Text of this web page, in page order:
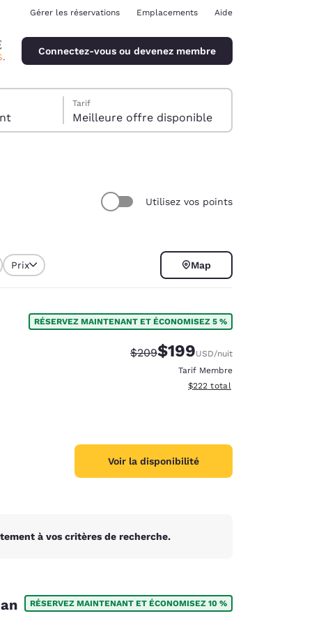
Gérer les réservations Emplacements Aide
Connectez-vous ou devenez membre
Tarif
Meilleure offre disponible
Utilisez vos points
Prix Map
RÉSERVEZ MAINTENANT ET ÉCONOMISEZ 5 %
Tarif barré :
$209Tarif réduit :
$199USD/nuit
Tarif Membre
Afficher les détails du total
$222 total
Voir la disponibilité
à vos critères de recherche.
RÉSERVEZ MAINTENANT ET ÉCONOMISEZ 10 %